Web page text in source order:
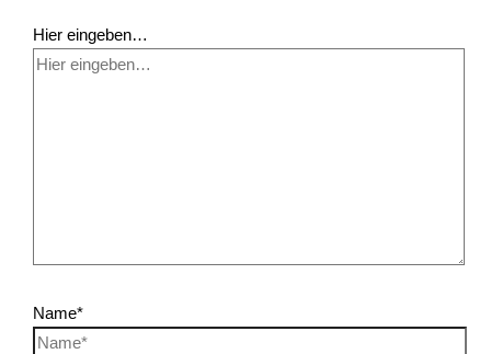
Hier eingeben…
Name*